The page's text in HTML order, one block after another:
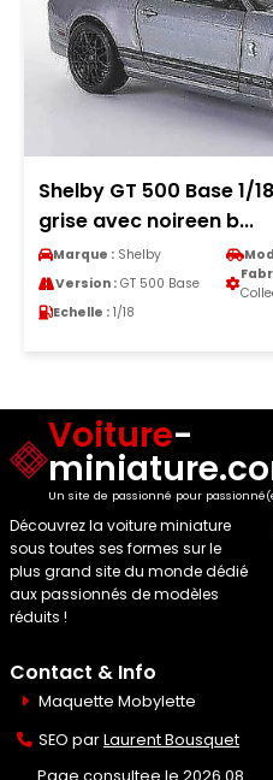
Shelby GT 500 Base 1/
grise avec noireen b...
Marque : Shelby
Version : GT 500 Base
Echelle : 1/18
Voiture-
Un site de passionné pour
Découvrez la voiture miniature
sous toutes ses formes sur le
plus grand site du monde dédié
aux passionnés de modèles
réduits !
Contact & Info
Maquette Mobylette
SEO parLaurent Bousquet